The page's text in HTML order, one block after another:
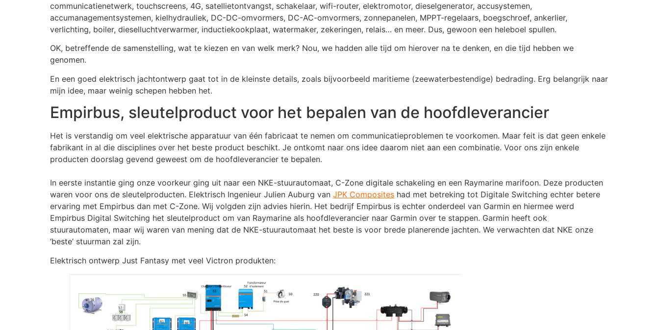
communicatienetwerk, touchscreens, 4G, satellietontvangst, schakelaar, wifi-router, elektromotor, dieselgenerator, accusystemen,
accumanagementsystemen, kielhydrauliek, DC-DC-omvormers, DC-AC-omvormers, zonnepanelen, MPPT-regelaars, boegschroef, ankerlier,
verlichting, boiler, dieselluchtverwarmer, inductiekookplaat, watermaker, zekeringen, relais… en meer. Dus, gewoon een heleboel spullen.
OK, betreffende de samenstelling, wat te kiezen en van welk merk? Nou, we hadden alle tijd om hierover na te denken, en die tijd hebben we
genomen.
En een goed elektrisch jachtontwerp gaat tot in de kleinste details, zoals bijvoorbeeld maritieme (zeewaterbestendige) bedrading. Erg belangrijk naar
mijn idee, maar weinig schepen hebben het.
Empirbus, sleutelproduct voor het bepalen van de hoofdleverancier
Het is verstandig om veel elektrische apparatuur van één fabricaat te nemen om communicatieproblemen te voorkomen. Maar feit is dat geen enkele
fabrikant in al die disciplines over het beste product beschikt. Je ontkomt naar ons idee daarom niet aan een combinatie. Voor ons zijn enkele
producten doorslag gevend geweest om de hoofdleverancier te bepalen.
In eerste instantie ging onze voorkeur ging uit naar een NKE-stuurautomaat, C-Zone digitale schakeling en een Raymarine marifoon. Deze producten
waren voor ons de sleutelproducten. Elektrisch Ingenieur Julien Auburg van JPK Composites had met betreking tot Digitale Switching echter betere
ervaring met Empirbus dan met C-Zone. Wij volgden zijn advies hierin. Het bedrijf Empirbus is echter onderdeel van Garmin en hiermee werd
Empirbus Digital Switching het sleutelproduct om van Raymarine als hoofdleverancier naar Garmin over te stappen. Garmin heeft ook
stuurautomaten, maar wij waren van mening dat de NKE-stuurautomaat het beste is voor brede planerende jachten. We verwachten dat NKE onze
‘beste’ stuurman zal zijn.
Elektrisch ontwerp Just Fantasy met veel Victron produkten: